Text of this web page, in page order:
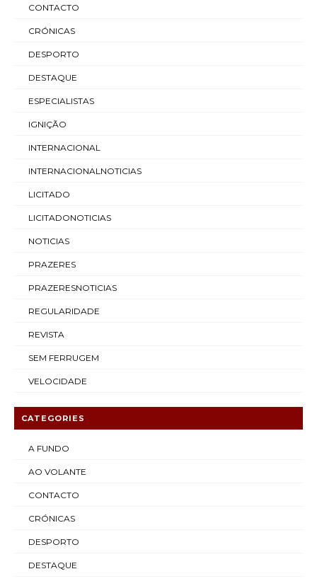
CONTACTO
CRÓNICAS
DESPORTO
DESTAQUE
ESPECIALISTAS
IGNIÇÃO
INTERNACIONAL
INTERNACIONALNOTICIAS
LICITADO
LICITADONOTICIAS
NOTICIAS
PRAZERES
PRAZERESNOTICIAS
REGULARIDADE
REVISTA
SEM FERRUGEM
VELOCIDADE
CATEGORIES
A FUNDO
AO VOLANTE
CONTACTO
CRÓNICAS
DESPORTO
DESTAQUE